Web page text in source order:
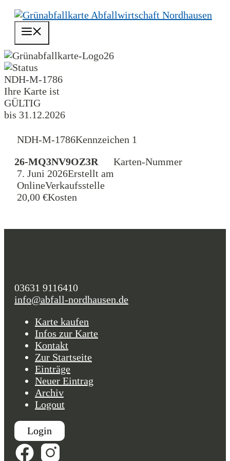
Zum
Inhalt
springen
26
NDH-M-1786
Ihre Karte ist
GÜLTIG
bis 31.12.2026
NDH-M-1786Kennzeichen 1
26-MQ3NV9OZ3R
Karten-Nummer
7. Juni 2026Erstellt am
OnlineVerkaufsstelle
20,00 €Kosten
03631 9116410
info@abfall-nordhausen.de
Karte kaufen
Infos zur Karte
Kontakt
Zur Startseite
Einträge
Neuer Eintrag
Archiv
Logout
Login